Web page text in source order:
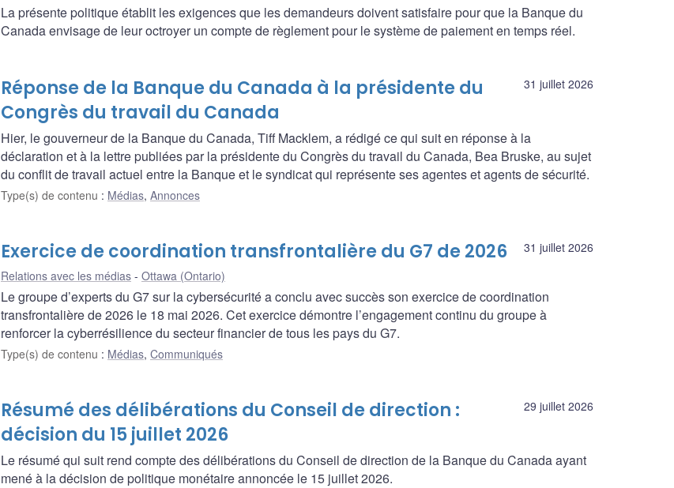
La présente politique établit les exigences que les demandeurs doivent satisfaire pour que la Banque du
Canada envisage de leur octroyer un compte de règlement pour le système de paiement en temps réel.
31 juillet 2026
Réponse de la Banque du Canada à la présidente du
Congrès du travail du Canada
Hier, le gouverneur de la Banque du Canada, Tiff Macklem, a rédigé ce qui suit en réponse à la
déclaration et à la lettre publiées par la présidente du Congrès du travail du Canada, Bea Bruske, au sujet
du conflit de travail actuel entre la Banque et le syndicat qui représente ses agentes et agents de sécurité.
Type(s) de contenu : Médias, Annonces
31 juillet 2026
Exercice de coordination transfrontalière du G7 de 2026
Relations avec les médias Ottawa (Ontario)
Le groupe d’experts du G7 sur la cybersécurité a conclu avec succès son exercice de coordination
transfrontalière de 2026 le 18 mai 2026. Cet exercice démontre l’engagement continu du groupe à
renforcer la cyberrésilience du secteur financier de tous les pays du G7.
Type(s) de contenu : Médias, Communiqués
29 juillet 2026
Résumé des délibérations du Conseil de direction :
décision du 15 juillet 2026
Le résumé qui suit rend compte des délibérations du Conseil de direction de la Banque du Canada ayant
mené à la décision de politique monétaire annoncée le 15 juillet 2026.